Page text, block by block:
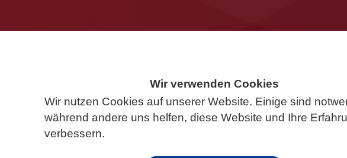
Wir verwenden Cookies
Wir nutzen Cookies auf unserer Website. Einige sind
während andere uns helfen, diese Website und Ihre
verbessern.
BADEN-WÜRTTEMBERG